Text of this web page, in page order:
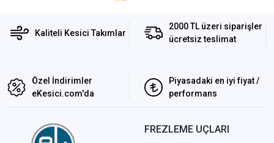
Kaliteli Kesici Takımlar
2000 TL üzeri siparişler
ücretsiz teslimat
Özel İndirimler
eKesici.com'da
Piyasadaki en iyi fiyat /
performans
FREZLEME UÇLARI